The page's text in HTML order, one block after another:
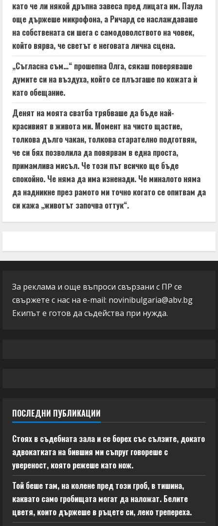
като че ли някой дръпна завеса пред лицата им. Паула
още държеше микрофона, а Ричард се наслаждаваше
на собствената си шега с самодоволството на човек,
който вярва, че светът е неговата лична сцена.
„Съгласна съм…“ прошепна Олга, сякаш поверяваше
думите си на въздуха, който се плъзгаше по кожата ѝ
като обещание.
Денят на моята сватба трябваше да бъде най-
красивият в живота ми. Момент на чисто щастие,
толкова дълго чакан, толкова старателно подготвян,
че си бях позволила да повярвам в една проста,
примамлива мисъл. Че този път всичко ще бъде
спокойно. Че няма да има изненади. Че миналото няма
да надникне през рамото ми точно когато се опитвам да
си кажа „животът започва оттук“.
За реклама и още въпроси свързани с ПР се
свържете с нас на e-mail: novinibulgaria@abv.bg
Екипът е готов да съдейства при нужда.
ПОСЛЕДНИ ПУБЛИКАЦИИ
Стоях в съдебната зала и се борех със сълзите, докато
адвокатката на бившия ми съпруг говореше с
увереност, която режеше като нож.
Той беше там, на колене пред този гроб, в тишина,
каквато само гробищата могат да наложат. Белите
цветя, които държеше в ръцете си, леко трепереха.